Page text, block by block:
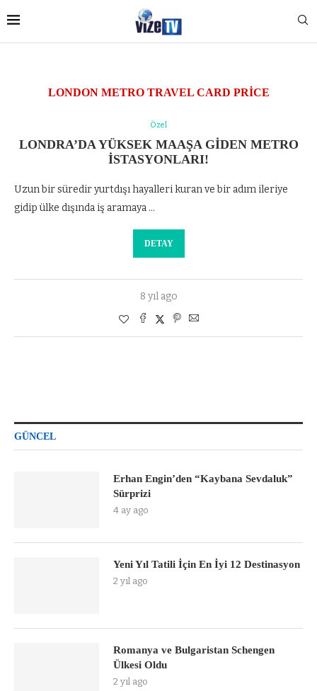
LONDON METRO TRAVEL CARD PRICE
Özel
LONDRA’DA YÜKSEK MAAŞA GIDEN METRO
İSTASYONLARI!
Uzun bir süredir yurtdışı hayalleri kuran ve bir adım ileriye
gidip ülke dışında iş aramaya …
DETAY
8 yıl ago
GÜNCEL
Erhan Engin’den “Kaybana Sevdaluk”
Sürprizi
4 ay ago
Yeni Yıl Tatili İçin En İyi 12 Destinasyon
2 yıl ago
Romanya ve Bulgaristan Schengen
Ülkesi Oldu
2 yıl ago